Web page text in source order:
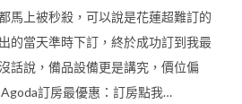
馬上被秒殺，可以說是花蓮超難訂的
的當天準時下訂，終於成功訂到我最
話說，備品設備更是講究，價位偏
訂房最優惠：訂房點我…